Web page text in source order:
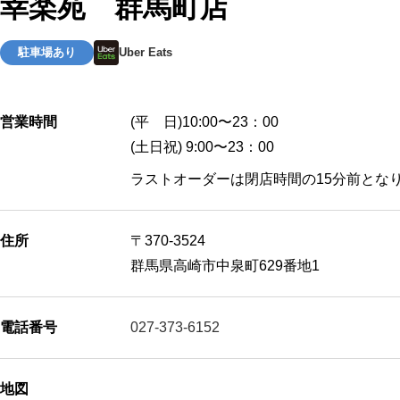
幸楽苑 群馬町店
駐車場あり Uber Eats
営業時間
(平 日)10:00〜23：00
(土日祝) 9:00〜23：00
ラストオーダーは閉店時間の15分前とな
住所
〒370-3524
群馬県高崎市中泉町629番地1
電話番号 027-373-6152
地図